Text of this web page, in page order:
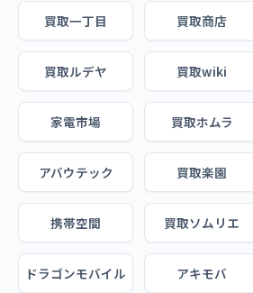
買取一丁目 買取商店
買取ルデヤ 買取wiki
家電市場 買取ホムラ
アバウテック 買取楽園
携帯空間 買取ソムリエ
ドラゴンモバイル アキモバ